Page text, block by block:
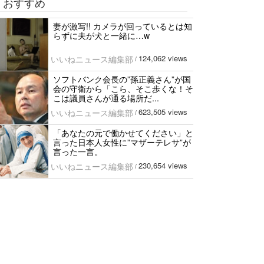
妻が激写!! カメラが回っているとは知
らずに夫が犬と一緒に…w
いいねニュース編集部 / 124,062 views
ソフトバンク会長の”孫正義さん”が国
会の守衛から「こら、そこ歩くな！そ
こは議員さんが通る場所だ...
いいねニュース編集部 / 623,505 views
「あなたの元で働かせてください」と
言った日本人女性に”マザーテレサ”が
言った一言。
いいねニュース編集部 / 230,654 views